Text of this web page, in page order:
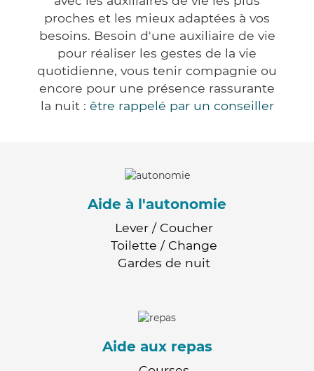
proches et les mieux adaptées à vos
besoins. Besoin d'une auxiliaire de vie
pour réaliser les gestes de la vie
quotidienne, vous tenir compagnie ou
encore pour une présence rassurante
la nuit : être rappelé par un conseiller
Aide à l'autonomie
Lever / Coucher
Toilette / Change
Gardes de nuit
Aide aux repas